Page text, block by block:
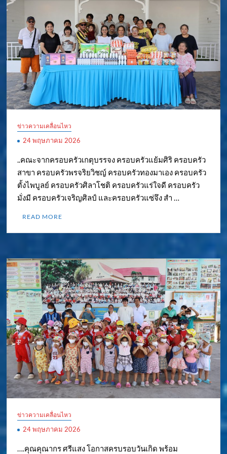
ข่าวความเคลื่อนไหว
24 พฤษภาคม 2026
..คณะจากครอบครัวเกตุบรรจง ครอบครัวแย้มศิริ ครอบครัว
สาขา ครอบครัวพรจริยวิชญ์ ครอบครัวทองมาเอง ครอบครัว
ตั้งไพบูลย์ ครอบครัวศิลาโชติ ครอบครัวแร่ใจดี ครอบครัว
มั่งมี ครอบครัวเจริญศิลป์ และครอบครัวแซ่จึง สำ …
READ MORE
ข่าวความเคลื่อนไหว
24 พฤษภาคม 2026
….คุณคุณากร ศรีแสง โอกาสครบรอบวันเกิด พร้อม